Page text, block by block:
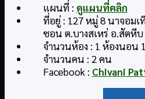
แผนที่ : ดูแผนที่คลิก
ที่อยู่ : 127 หมู่ 8 นาจอมเ
ซอน ต.บางสเหร่ อ.สัตหีบ
จำนวนห้อง : 1 ห้องนอน
จำนวนคน : 2 คน
Facebook : Chivani